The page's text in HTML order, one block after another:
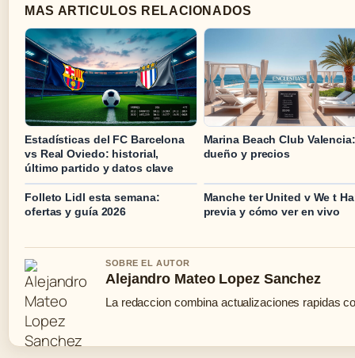
MAS ARTICULOS RELACIONADOS
Estadísticas del FC Barcelona
vs Real Oviedo: historial,
último partido y datos clave
Marina Beach Club Valencia:
dueño y precios
Folleto Lidl esta semana:
ofertas y guía 2026
Manche ter United v We t
previa y cómo ver en vivo
SOBRE EL AUTOR
Alejandro Mateo Lopez Sanchez
La redaccion combina actualizaciones rapidas